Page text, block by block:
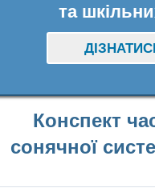
та
Конспект
сонячної